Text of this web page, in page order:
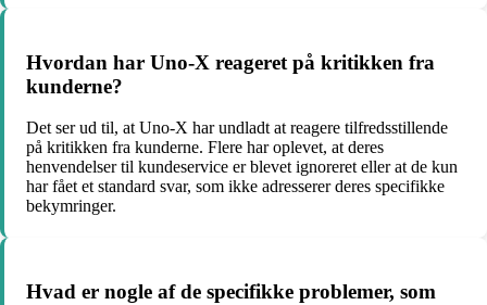
Hvordan har Uno-X reageret på kritikken fra
kunderne?
Det ser ud til, at Uno-X har undladt at reagere tilfredsstillende
på kritikken fra kunderne. Flere har oplevet, at deres
henvendelser til kundeservice er blevet ignoreret eller at de kun
har fået et standard svar, som ikke adresserer deres specifikke
bekymringer.
Hvad er nogle af de specifikke problemer, som